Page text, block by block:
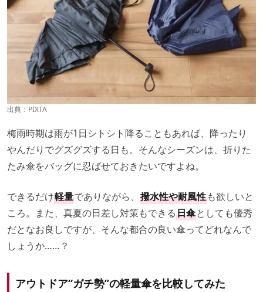
出典：PIXTA
梅雨時期は雨が1日シトシト降ることもあれば、降ったり
やんだりでグズグズする日も。そんなシーズンは、折りた
たみ傘をバッグに忍ばせておきたいですよね。
できるだけ軽量でありながら、 撥水性や耐風性も欲しいと
ころ。また、真夏の日差し対策もできる日傘としても優秀
だとなお良しですが、そんな都合の良い傘ってどれなんで
しょうか……？
アウトドア“ガチ勢”の軽量傘を比較してみた